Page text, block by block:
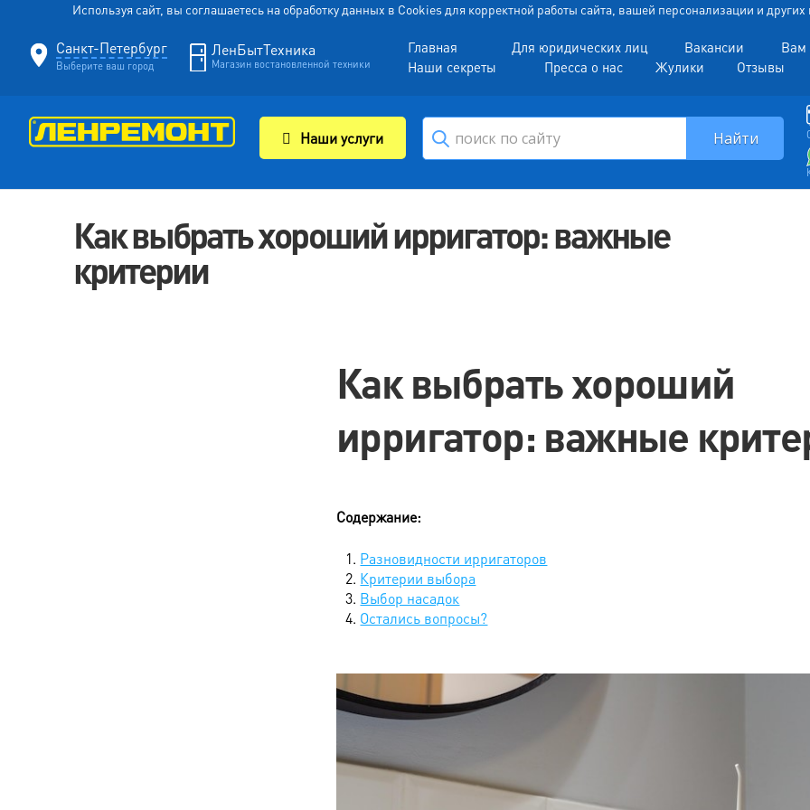
Используя сайт, вы соглашаетесь на обработку данных в Cookies для корректной работы сайта, вашей персонализации и
Санкт-Петербург
Выберите ваш город
ЛенБытТехника
Магазин востановленной техники
Главная Для юридических лиц Вакансии
Вам
Наши секреты
Пресса о нас Жулики Отзывы
Наши услуги
Как выбрать хороший ирригатор: важные
критерии
Как выбрать хороший
ирригатор: важные
Содержание:
Разновидности ирригаторов
Критерии выбора
Выбор насадок
Остались вопросы?